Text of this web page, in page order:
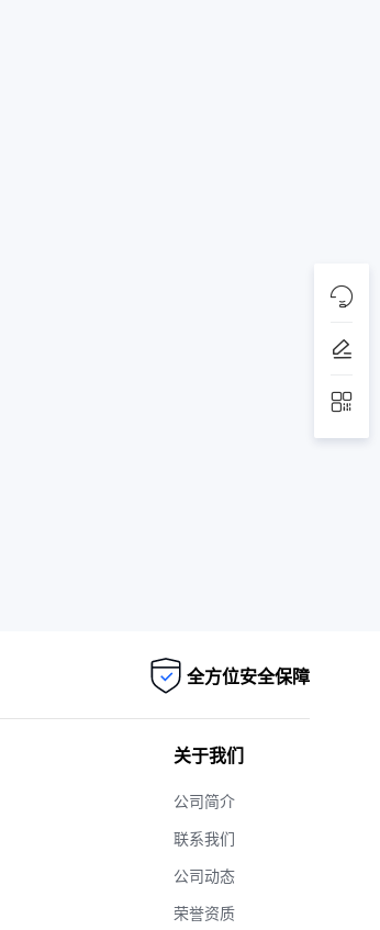
全方位安全保障
关于我们
公司简介
联系我们
公司动态
荣誉资质